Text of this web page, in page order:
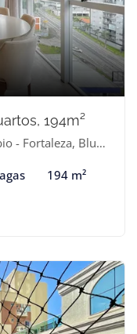
194m²
Blumenau-SC
194 m²